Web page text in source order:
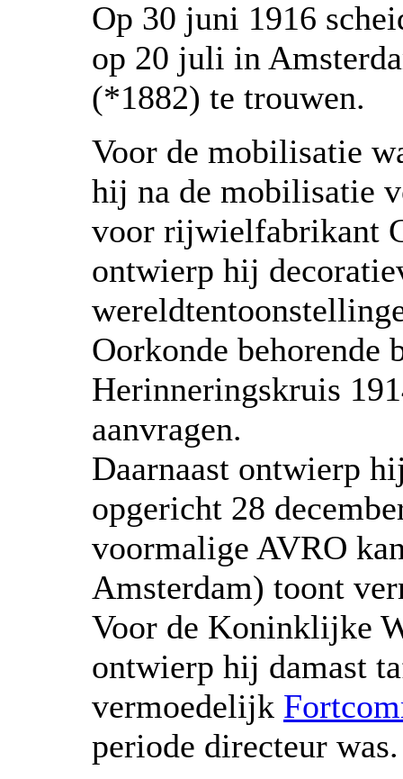
Op 30 juni 1916
op 20 juli in
(*1882) te trouwen.
Voor de mobilisatie
hij na de mobilisatie
voor rijwielfabrikant
ontwierp hij
Oorkonde
Herinneringskruis
aanvragen.
Daarnaast ontwierp
opgericht 28
voormalige AVRO
Amsterdam) toont
Voor de Koninklijke
ontwierp hij damast
vermoedelijk
periode directeur was.